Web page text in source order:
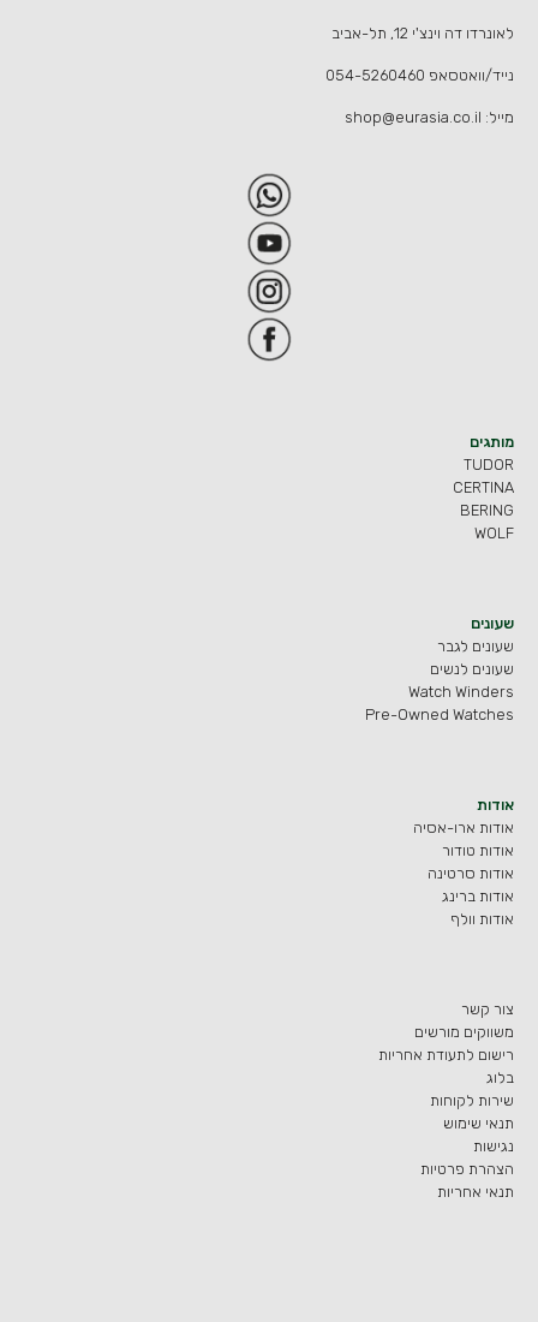
לאונרדו דה וינצ'י 12, תל-אביב
נייד/וואטסאפ 054-5260460
מייל: shop@eurasia.co.il
מותגים
TUDOR
CERTINA
BERING
WOLF
שעונים
שעונים לגבר
שעונים לנשים
Watch Winders
Pre-Owned Watches
אודות
אודות ארו-אסיה
אודות טודור
אודות סרטינה
אודות ברינג
אודות וולף
צור קשר
משווקים מורשים
רישום לתעודת אחריות
בלוג
שירות לקוחות
תנאי שימוש
נגישות
הצהרת פרטיות
תנאי אחריות